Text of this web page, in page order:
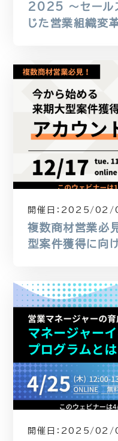
2025 〜セール
じた営業組織変
開催日： 2025/02/
複数商材営業必
型案件獲得に向
開催日： 2025/02/